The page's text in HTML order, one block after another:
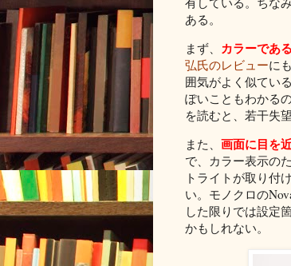
ある。
まず、 カラーであ
弘氏のレビューに
囲気がよく似てい
ぽいこともわかる
を読むと、若干失
また、 画面に目を
で、カラー表示の
トライトが取り付
い。モノクロの
した限りでは設定
かもしれない。